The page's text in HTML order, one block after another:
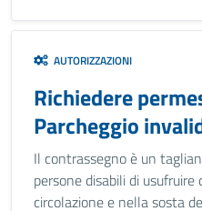
AUTORIZZAZIONI
Richiedere
Parcheggio
Il contrassegno è un
persone disabili di
circolazione e nella sosta